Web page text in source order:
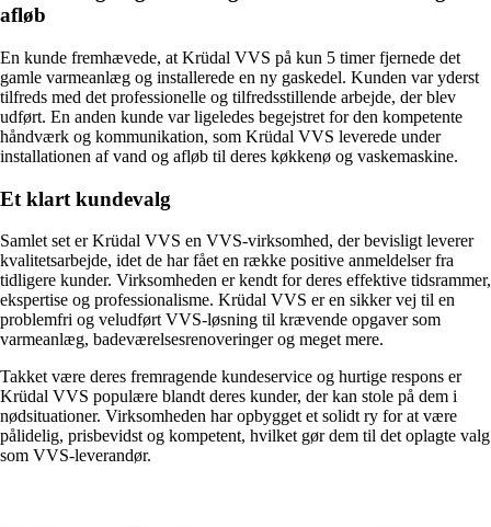
afløb
En kunde fremhævede, at Krüdal VVS på kun 5 timer fjernede det
gamle varmeanlæg og installerede en ny gaskedel. Kunden var yderst
tilfreds med det professionelle og tilfredsstillende arbejde, der blev
udført. En anden kunde var ligeledes begejstret for den kompetente
håndværk og kommunikation, som Krüdal VVS leverede under
installationen af vand og afløb til deres køkkenø og vaskemaskine.
Et klart kundevalg
Samlet set er Krüdal VVS en VVS-virksomhed, der bevisligt leverer
kvalitetsarbejde, idet de har fået en række positive anmeldelser fra
tidligere kunder. Virksomheden er kendt for deres effektive tidsrammer,
ekspertise og professionalisme. Krüdal VVS er en sikker vej til en
problemfri og veludført VVS-løsning til krævende opgaver som
varmeanlæg, badeværelsesrenoveringer og meget mere.
Takket være deres fremragende kundeservice og hurtige respons er
Krüdal VVS populære blandt deres kunder, der kan stole på dem i
nødsituationer. Virksomheden har opbygget et solidt ry for at være
pålidelig, prisbevidst og kompetent, hvilket gør dem til det oplagte valg
som VVS-leverandør.